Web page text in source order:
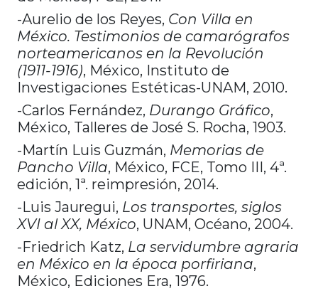
-Aurelio de los Reyes, Con Villa en
México. Testimonios de camarógrafos
norteamericanos en la Revolución
(1911-1916), México, Instituto de
Investigaciones Estéticas-UNAM, 2010.
-Carlos Fernández, Durango Gráfico,
México, Talleres de José S. Rocha, 1903.
-Martín Luis Guzmán, Memorias de
Pancho Villa, México, FCE, Tomo III, 4ª.
edición, 1ª. reimpresión, 2014.
-Luis Jauregui, Los transportes, siglos
XVI al XX, México, UNAM, Océano, 2004.
-Friedrich Katz, La servidumbre agraria
en México en la época porfiriana,
México, Ediciones Era, 1976.